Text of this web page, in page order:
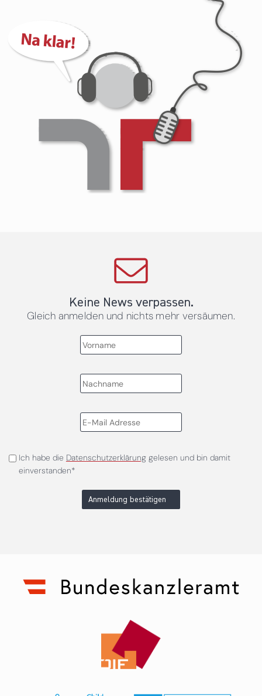
Keine News verpassen.
Gleich anmelden und nichts mehr versäumen.
Ich habe die Datenschutzerklärunggelesen und bin damit
einverstanden*
Anmeldung bestätigen